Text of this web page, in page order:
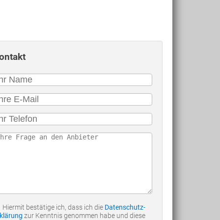
bestätige ich, dass ich die Datenschutz-
zur Kenntnis genommen habe und diese